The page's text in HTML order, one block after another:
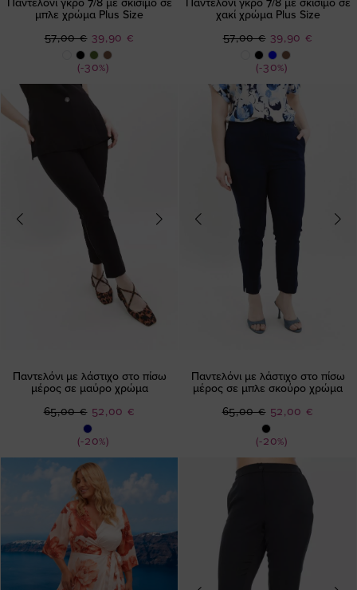
Παντελόνι γκρο 7/8 με σκίσιμο σε
μπλε χρώμα Plus Size
(-30%)
Ειδική
Τιμή
39,90 €
57,00 €
Παντελόνι γκρο 7/8 με σκίσιμο σε
χακί χρώμα Plus Size
(-30%)
Ειδική
Τιμή
39,90 €
57,00 €
Παντελόνι με λάστιχο στο πίσω
μέρος σε μαύρο χρώμα
(-20%)
Ειδική
Τιμή
52,00 €
65,00 €
Παντελόνι με λάστιχο στο πίσω
μέρος σε μπλε σκούρο χρώμα
(-20%)
Ειδική
Τιμή
52,00 €
65,00 €